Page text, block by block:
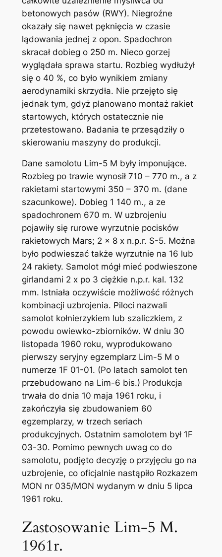
betonowych pasów (RWY). Niegroźne
okazały się nawet pęknięcia w czasie
lądowania jednej z opon. Spadochron
skracał dobieg o 250 m. Nieco gorzej
wyglądała sprawa startu. Rozbieg wydłużył
się o 40 %, co było wynikiem zmiany
aerodynamiki skrzydła. Nie przejęto się
jednak tym, gdyż planowano montaż rakiet
startowych, których ostatecznie nie
przetestowano. Badania te przesądziły o
skierowaniu maszyny do produkcji.
Dane samolotu Lim-5 M były imponujące.
Rozbieg po trawie wynosił 710 – 770 m., a z
rakietami startowymi 350 – 370 m. (dane
szacunkowe). Dobieg 1 140 m., a ze
spadochronem 670 m. W uzbrojeniu
pojawiły się rurowe wyrzutnie pocisków
rakietowych Mars; 2 x 8 x n.p.r. S-5. Można
było podwieszać także wyrzutnie na 16 lub
24 rakiety. Samolot mógł mieć podwieszone
girlandami 2 x po 3 ciężkie n.p.r. kal. 132
mm. Istniała oczywiście możliwość różnych
kombinacji uzbrojenia. Piloci nazwali
samolot kołnierzykiem lub szaliczkiem, z
powodu owiewko-zbiorników. W dniu 30
listopada 1960 roku, wyprodukowano
pierwszy seryjny egzemplarz Lim-5 M o
numerze 1F 01-01. (Po latach samolot ten
przebudowano na Lim-6 bis.) Produkcja
trwała do dnia 10 maja 1961 roku, i
zakończyła się zbudowaniem 60
egzemplarzy, w trzech seriach
produkcyjnych. Ostatnim samolotem był 1F
03-30. Pomimo pewnych uwag co do
samolotu, podjęto decyzję o przyjęciu go na
uzbrojenie, co oficjalnie nastąpiło Rozkazem
MON nr 035/MON wydanym w dniu 5 lipca
1961 roku.
Zastosowanie Lim-5 M.
1961r.